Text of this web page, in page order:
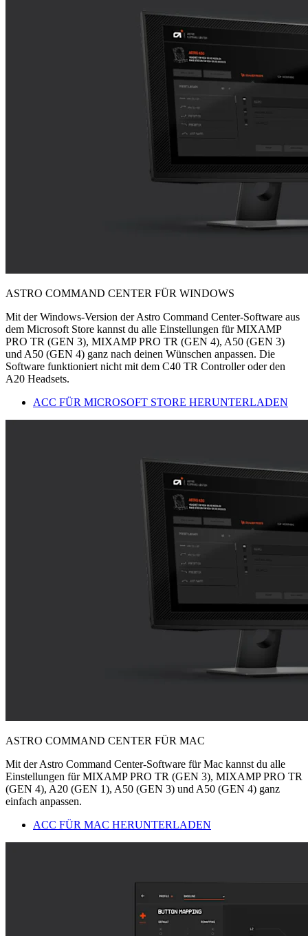
ASTRO COMMAND CENTER FÜR WINDOWS
Mit der Windows-Version der Astro Command Center-Software aus
dem Microsoft Store kannst du alle Einstellungen für MIXAMP
PRO TR (GEN 3), MIXAMP PRO TR (GEN 4), A50 (GEN 3)
und A50 (GEN 4) ganz nach deinen Wünschen anpassen. Die
Software funktioniert nicht mit dem C40 TR Controller oder den
A20 Headsets.
ACC FÜR MICROSOFT STORE HERUNTERLADEN
ASTRO COMMAND CENTER FÜR MAC
Mit der Astro Command Center-Software für Mac kannst du alle
Einstellungen für MIXAMP PRO TR (GEN 3), MIXAMP PRO TR
(GEN 4), A20 (GEN 1), A50 (GEN 3) und A50 (GEN 4) ganz
einfach anpassen.
ACC FÜR MAC HERUNTERLADEN